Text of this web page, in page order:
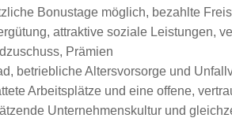
Bonustage möglich, bezahlte
attraktive soziale Leistungen,
Prämien
betriebliche Altersvorsorge und
Arbeitsplätze und eine offene,
Unternehmenskultur und